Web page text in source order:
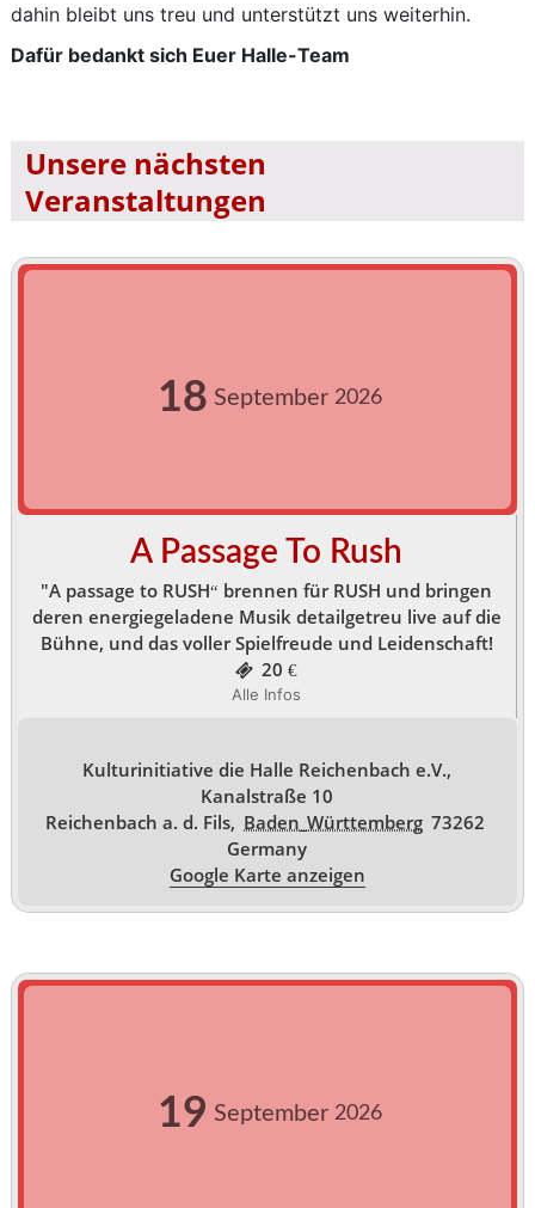
dahin bleibt uns treu und unterstützt uns weiterhin.
Dafür bedankt sich Euer Halle-Team
Unsere nächsten
Veranstaltungen
18 September 2026
A Passage To Rush
"A passage to RUSH“ brennen für RUSH und bringen
deren energiegeladene Musik detailgetreu live auf die
Bühne, und das voller Spielfreude und Leidenschaft!
20 €
Alle Infos
Kulturinitiative die Halle Reichenbach e.V.,
Kanalstraße 10
Reichenbach a. d. Fils, Baden_Württemberg 73262
Germany
Google Karte anzeigen
19 September 2026